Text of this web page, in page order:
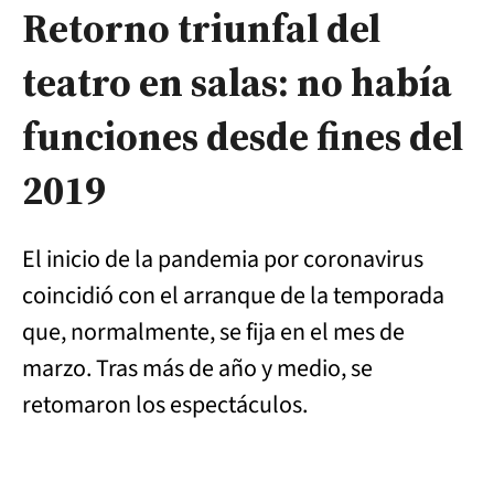
Retorno triunfal del
teatro en salas: no había
funciones desde fines del
2019
El inicio de la pandemia por coronavirus
coincidió con el arranque de la temporada
que, normalmente, se fija en el mes de
marzo. Tras más de año y medio, se
retomaron los espectáculos.